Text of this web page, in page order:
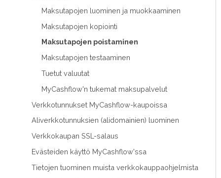
Maksutapojen luominen ja muokkaaminen
Maksutapojen kopiointi
Maksutapojen poistaminen
Maksutapojen testaaminen
Tuetut valuutat
MyCashflow'n tukemat maksupalvelut
Verkkotunnukset MyCashflow-kaupoissa
Aliverkkotunnuksien (alidomainien) luominen
Verkkokaupan SSL-salaus
Evästeiden käyttö MyCashflow'ssa
Tietojen tuominen muista verkkokauppaohjelmista